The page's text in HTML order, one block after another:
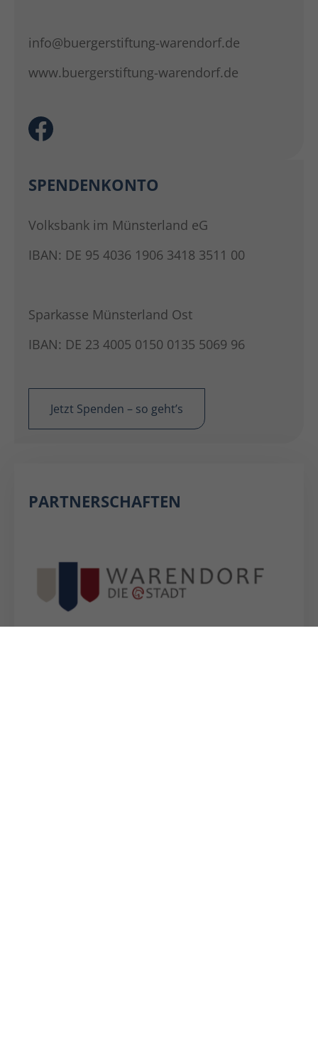
info@buergerstiftung-warendorf.de
www.buergerstiftung-warendorf.de
SPENDENKONTO
Volksbank im Münsterland eG
IBAN: DE 95 4036 1906 3418 3511 00
Sparkasse Münsterland Ost
IBAN: DE 23 4005 0150 0135 5069 96
Jetzt Spenden – so geht’s
PARTNERSCHAFTEN